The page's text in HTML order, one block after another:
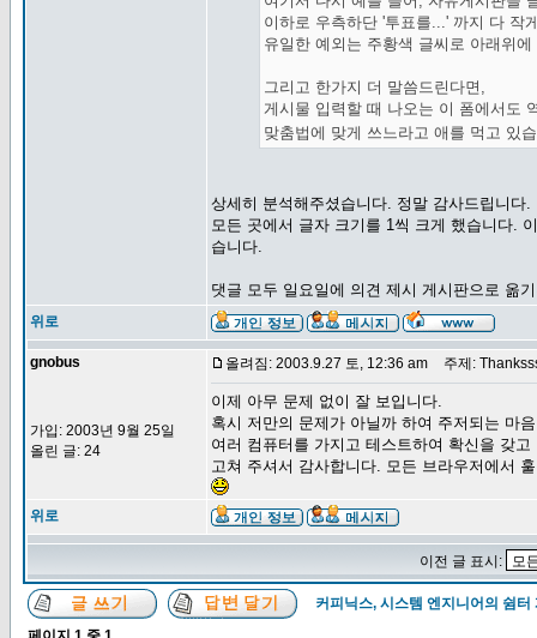
이하로 우측하단 '투표를...' 까지 다 작
유일한 예외는 주황색 글씨로 아래위
그리고 한가지 더 말씀드린다면,
게시물 입력할 때 나오는 이 폼에서도
맞춤법에 맞게 쓰느라고 애를 먹고 있
상세히 분석해주셨습니다. 정말 감사드립니다.
모든 곳에서 글자 크기를 1씩 크게 했습니다.
습니다.
댓글 모두 일요일에 의견 제시 게시판으로 옮
위로
gnobus
가입: 2003년 9월 25일
올린 글: 24
올려짐: 2003.9.27 토, 12:36 am 주제:
이제 아무 문제 없이 잘 보입니다.
혹시 저만의 문제가 아닐까 하여 주저되는 마
여러 컴퓨터를 가지고 테스트하여 확신을 갖
고쳐 주셔서 감사합니다. 모든 브라우저에서
위로
이전 글 표시:
커피닉스, 시스템 엔지니어의 쉼터